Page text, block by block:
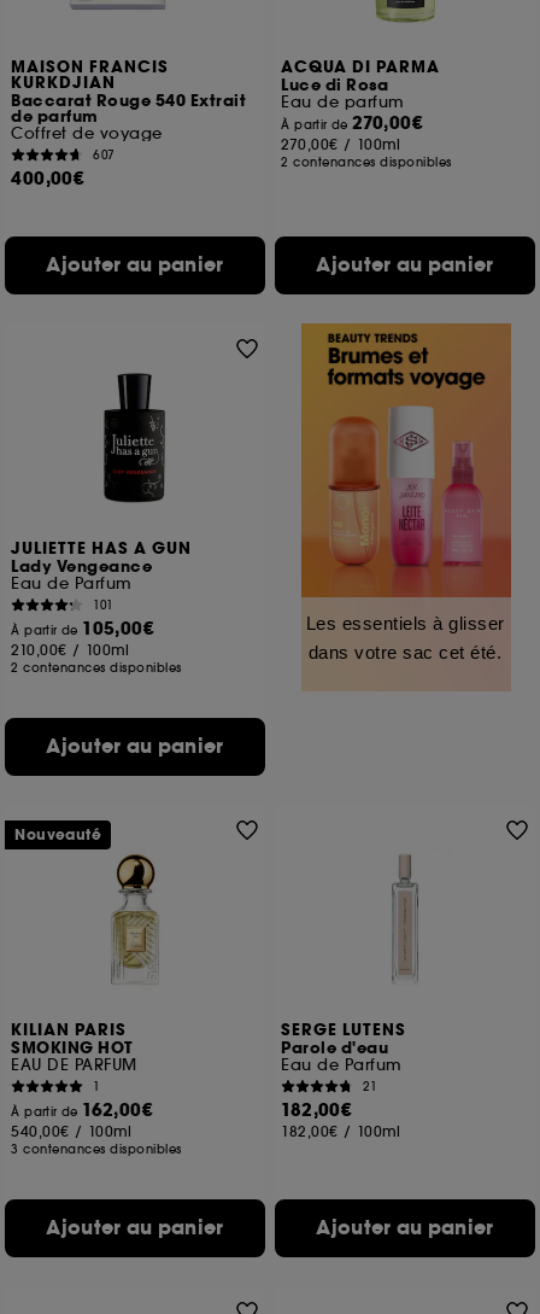
MAISON FRANCIS
KURKDJIAN
Baccarat Rouge 540 Extrait
de parfum
Coffret de voyage
607
400,00€
Ajouter au panier
ACQUA DI PARMA
Luce di Rosa
Eau de parfum
À partir de270,00€
270,00€ / 100ml
2 contenances disponibles
Ajouter au panier
JULIETTE HAS A GUN
Lady Vengeance
Eau de Parfum
101
À partir de 105,00€
210,00€ / 100ml
2 contenances disponibles
Ajouter au panier
Les essentiels à glisser
dans votre sac cet été.
KILIAN PARIS
SMOKING HOT
EAU DE PARFUM
1
À partir de 162,00€
540,00€ / 100ml
3 contenances disponibles
Ajouter au panier
Nouveauté
SERGE LUTENS
Parole d'eau
Eau de Parfum
21
182,00€
182,00€ / 100ml
Ajouter au panier